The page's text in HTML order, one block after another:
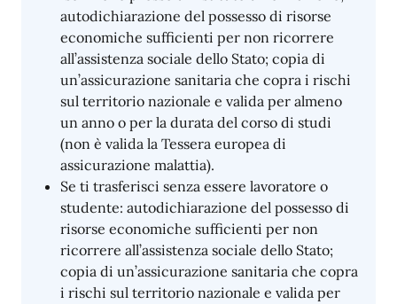
autodichiarazione del possesso di risorse
economiche sufficienti per non ricorrere
all’assistenza sociale dello Stato; copia di
un’assicurazione sanitaria che copra i rischi
sul territorio nazionale e valida per almeno
un anno o per la durata del corso di studi
(non è valida la Tessera europea di
assicurazione malattia).
Se ti trasferisci senza essere lavoratore o
studente: autodichiarazione del possesso di
risorse economiche sufficienti per non
ricorrere all’assistenza sociale dello Stato;
copia di un’assicurazione sanitaria che copra
i rischi sul territorio nazionale e valida per